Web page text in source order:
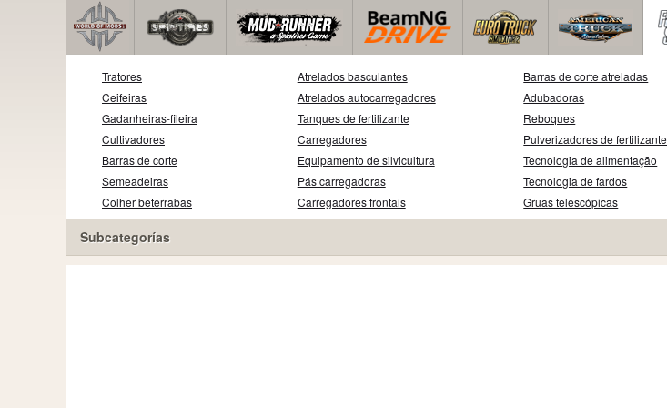
Tratores
Ceifeiras
Gadanheiras-fileira
Cultivadores
Barras de corte
Semeadeiras
Colher beterrabas
Atrelados basculantes
Atrelados autocarregadores
Tanques de fertilizante
Carregadores
Equipamento de silvicultura
Pás carregadoras
Carregadores frontais
Barras de corte atreladas
Adubadoras
Reboques
Pulverizadores de fertilizante
Tecnologia de alimentação
Tecnologia de fardos
Gruas telescópicas
Subcategorías